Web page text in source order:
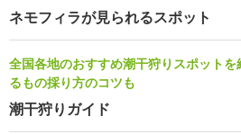
ネモフィラが見られるスポット
全国各地のおすすめ潮干狩りスポット
るもの採り方のコツも
潮干狩りガイド